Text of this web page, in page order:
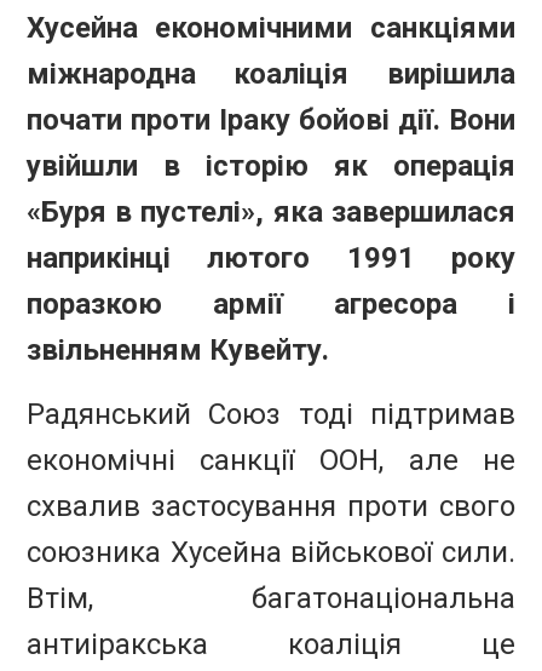
Хусейна економічними санкціями
міжнародна коаліція вирішила
почати проти Іраку бойові дії. Вони
увійшли в історію як операція
«Буря в пустелі», яка завершилася
наприкінці лютого 1991 року
поразкою армії агресора і
звільненням Кувейту.
Радянський Союз тоді підтримав
економічні санкції ООН, але не
схвалив застосування проти свого
союзника Хусейна військової сили.
Втім, багатонаціональна
антиіракська коаліція це